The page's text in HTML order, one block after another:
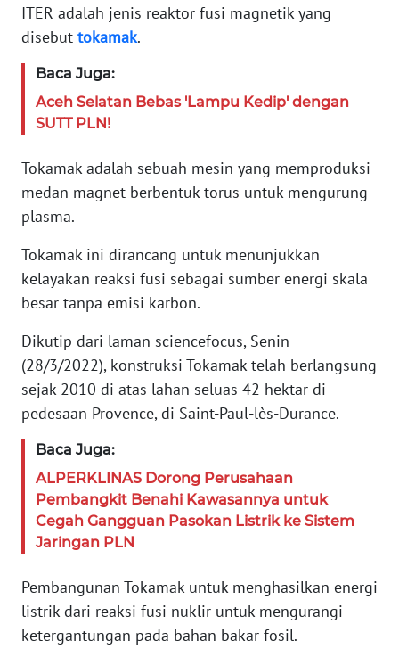
ITER adalah jenis reaktor fusi magnetik yang
disebut tokamak.
Baca Juga:
Aceh Selatan Bebas 'Lampu Kedip' dengan
SUTT PLN!
Tokamak adalah sebuah mesin yang memproduksi
medan magnet berbentuk torus untuk mengurung
plasma.
Tokamak ini dirancang untuk menunjukkan
kelayakan reaksi fusi sebagai sumber energi skala
besar tanpa emisi karbon.
Dikutip dari laman sciencefocus, Senin
(28/3/2022), konstruksi Tokamak telah berlangsung
sejak 2010 di atas lahan seluas 42 hektar di
pedesaan Provence, di Saint-Paul-lès-Durance.
Baca Juga:
ALPERKLINAS Dorong Perusahaan
Pembangkit Benahi Kawasannya untuk
Cegah Gangguan Pasokan Listrik ke Sistem
Jaringan PLN
Pembangunan Tokamak untuk menghasilkan energi
listrik dari reaksi fusi nuklir untuk mengurangi
ketergantungan pada bahan bakar fosil.
REDAKSI
KARIR
DISCLAIMER
Wahana
News
WN
SUMUT
JAKARTA
WN
JABAR
WN
BANTEN
WN
NTT
WN
WN